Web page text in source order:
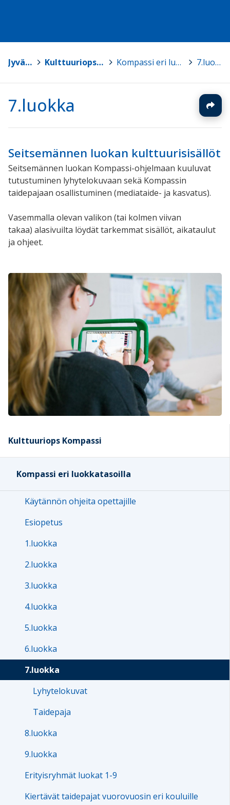
Jyväskylä > Kulttuuriops Kompassi > Kompassi eri luokkatasoilla > 7.luokka
7.luokka
Seitsemännen luokan kulttuurisisällöt
Seitsemännen luokan Kompassi-ohjelmaan kuuluvat
tutustuminen lyhytelokuvaan sekä Kompassin
taidepajaan osallistuminen (mediataide- ja kasvatus).
Vasemmalla olevan valikon (tai kolmen viivan
takaa) alasivuilta löydät tarkemmat sisällöt, aikataulut
ja ohjeet.
Kulttuuriops Kompassi
Kompassi eri luokkatasoilla
Käytännön ohjeita opettajille
Esiopetus
1.luokka
2.luokka
3.luokka
4.luokka
5.luokka
6.luokka
7.luokka
Lyhytelokuvat
Taidepaja
8.luokka
9.luokka
Erityisryhmät luokat 1-9
Kiertävät taidepajat vuorovuosin eri kouluille